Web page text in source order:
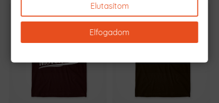
Elutasítom
Elfogadom